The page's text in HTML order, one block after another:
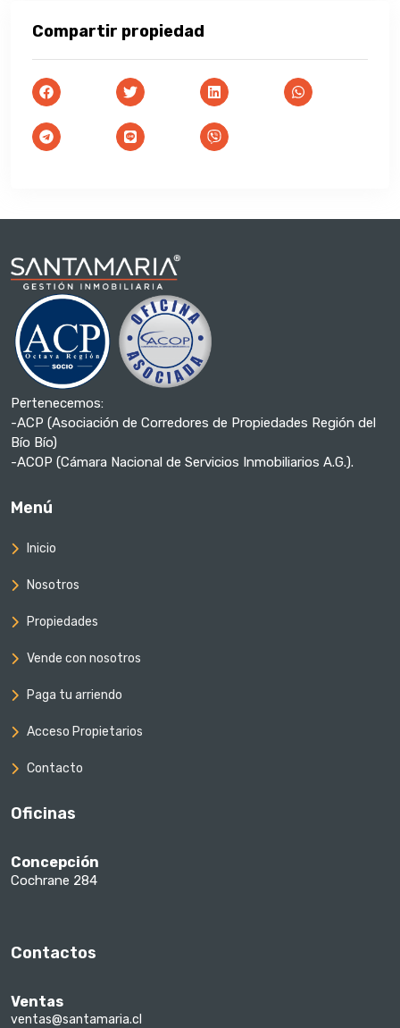
Compartir propiedad
Pertenecemos:
-ACP (Asociación de Corredores de Propiedades Región del
Bío Bío)
-ACOP (Cámara Nacional de Servicios Inmobiliarios A.G.).
Menú
Inicio
Nosotros
Propiedades
Vende con nosotros
Paga tu arriendo
Acceso Propietarios
Contacto
Oficinas
Concepción
Cochrane 284
Contactos
Ventas
ventas@santamaria.cl